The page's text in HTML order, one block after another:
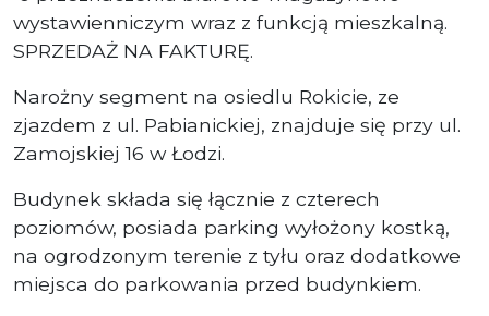
wystawienniczym wraz z funkcją mieszkalną.
SPRZEDAŻ NA FAKTURĘ.
Narożny segment na osiedlu Rokicie, ze
zjazdem z ul. Pabianickiej, znajduje się przy ul.
Zamojskiej 16 w Łodzi.
Budynek składa się łącznie z czterech
poziomów, posiada parking wyłożony kostką,
na ogrodzonym terenie z tyłu oraz dodatkowe
miejsca do parkowania przed budynkiem.